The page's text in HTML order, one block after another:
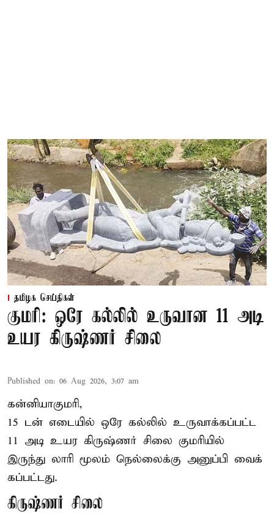
தமிழக செய்திகள்
குமரி: ஒரே கல்லில் உருவான 11 அடி
உயர கிருஷ்ணர் சிலை
Published on: 06 Aug 2026, 3:07 am
கன்னியாகுமரி,
15 டன் எடையில் ஒரே கல்லில் உருவாக்கப்பட்ட
11 அடி உயர கிருஷ்ணர் சிலை குமரியில்
இருந்து லாரி மூலம் நெல்லைக்கு அனுப்பி வைக்
கப்பட்டது.
கிருஷ்ணர் சிலை